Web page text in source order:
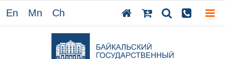
En Mn Ch